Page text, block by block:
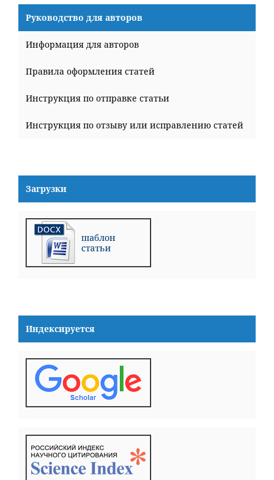
Руководство для авторов
Информация для авторов
Правила оформления статей
Инструкция по отправке статьи
Инструкция по отзыву или исправлению статей
Загрузки
Индексируется